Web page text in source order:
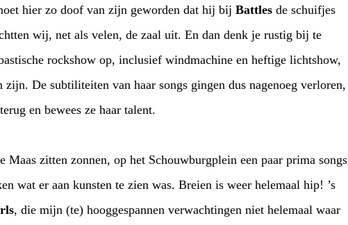
iedereen goed los. De geluidsman van dienst moet hier zo doof van zijn geworden dat hij bij Battles de schuifjes
En dan denk je rustig bij te
verloren,
terug en bewees ze haar talent.
Maas zitten zonnen, op het Schouwburgplein een paar prima songs
wat er aan kunsten te zien was. Breien is weer helemaal hip! ’s
, die mijn (te) hooggespannen verwachtingen niet helemaal waar